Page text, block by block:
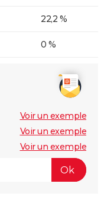
22,2 %
0 %
Voir un exemple
Voir un exemple
Voir un exemple